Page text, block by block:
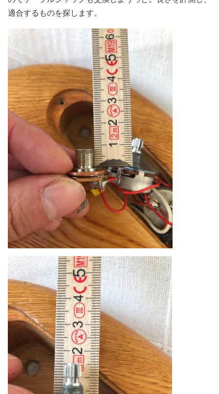
適合するものを探します。